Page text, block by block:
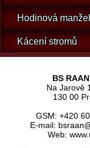
Hodinová
Kácení stromů
BS
Na Jarově
130 00
GSM: +420
E-mail:
Web: